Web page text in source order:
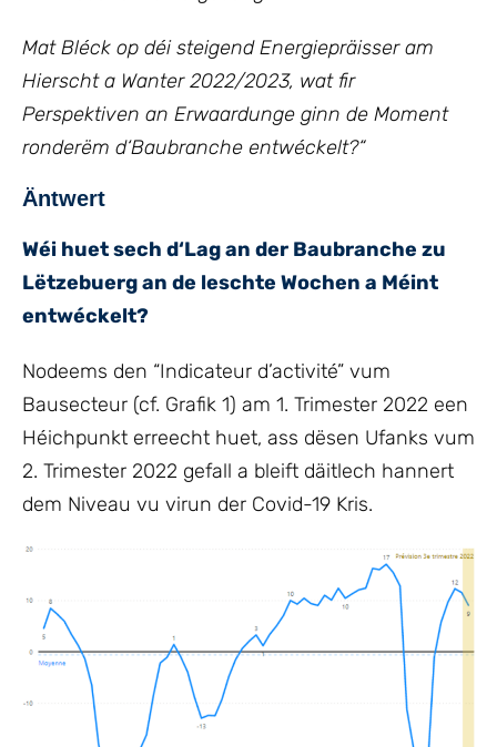
Mat Bléck op déi steigend Energiepräisser am
Hierscht a Wanter 2022/2023, wat fir
Perspektiven an Erwaardunge ginn de Moment
ronderëm d‘Baubranche entwéckelt?“
Äntwert
Wéi huet sech d‘Lag an der Baubranche zu
Lëtzebuerg an de leschte Wochen a Méint
entwéckelt?
Nodeems den “Indicateur d’activité” vum
Bausecteur (cf. Grafik 1) am 1. Trimester 2022 een
Héichpunkt erreecht huet, ass dësen Ufanks vum
2. Trimester 2022 gefall a bleift däitlech hannert
dem Niveau vu virun der Covid-19 Kris.